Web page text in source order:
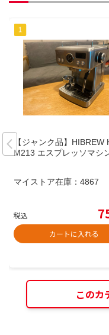
【ジャンク品】HIBREW
M213 エスプレッソマシ
マイストア在庫： 4867
税込
カートに入れる
このカ